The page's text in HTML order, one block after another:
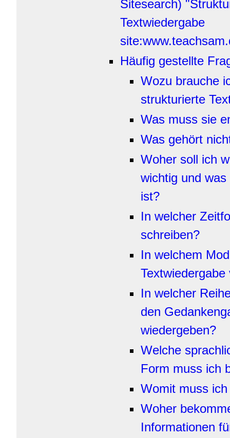
Sitesearch)
Textwiedergabe
Häufig gestellte
Wozu brauche
strukturierte
Was muss sie
Was gehört
Woher soll ich
wichtig und
ist?
In welcher
schreiben?
In welchem
In welcher
den
wiedergeben?
Welche
Form muss ich
Womit muss
Woher
Informationen